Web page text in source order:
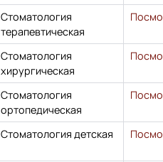
Стоматология
терапевтическая
Стоматология
хирургическая
Стоматология
ортопедическая
Стоматология детская